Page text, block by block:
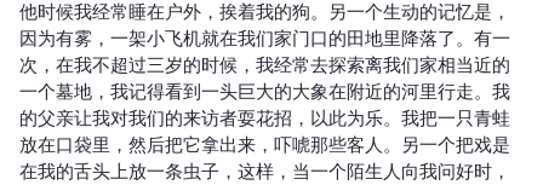
他时候我经常睡在户外，挨着我的狗。另一个生动的记忆是，
因为有雾，一架小飞机就在我们家门口的田地里降落了。有一
次，在我不超过三岁的时候，我经常去探索离我们家相当近的
一个墓地，我记得看到一头巨大的大象在附近的河里行走。我
的父亲让我对我们的来访者耍花招，以此为乐。我把一只青蛙
放在口袋里，然后把它拿出来，吓唬那些客人。另一个把戏是
在我的舌头上放一条虫子，这样，当一个陌生人向我问好时，